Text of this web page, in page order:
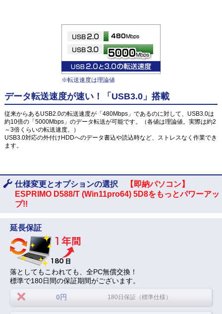
※転送速度は理論値
データ転送速度が速い！「USB3.0」搭載
従来からあるUSB2.0の転送速度が「480Mbps」であるのに対して、USB3.0は
約10倍の「5000Mbps」のデータ転送が可能です。（各値は理論値。実際は約2
～3倍くらいの転送速度。）
USB3.0対応の外付けHDDへのデータ書込や読込時など、ストレスなく作業でき
ます。
仕様変更とオプションの選択
【即納パソコン】
ESPRIMO D588/T (Win11pro64) 5D8をもっとパワーアッ
プ!!
延長保証
落としてもこわれても、全PC無償交換！
標準で180日間の保証期間がございます。
0円 180日保証（標準仕様）